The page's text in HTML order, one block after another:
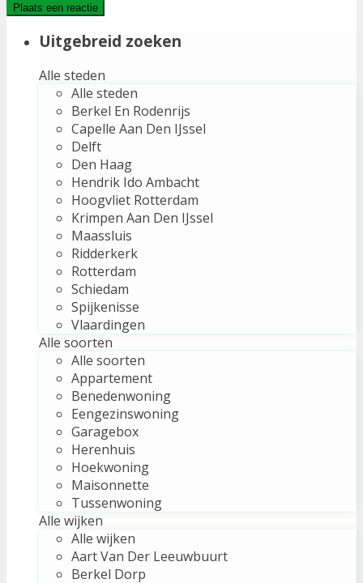
Uitgebreid zoeken
Alle steden
Alle steden
Berkel En Rodenrijs
Capelle Aan Den IJssel
Delft
Den Haag
Hendrik Ido Ambacht
Hoogvliet Rotterdam
Krimpen Aan Den IJssel
Maassluis
Ridderkerk
Rotterdam
Schiedam
Spijkenisse
Vlaardingen
Alle soorten
Alle soorten
Appartement
Benedenwoning
Eengezinswoning
Garagebox
Herenhuis
Hoekwoning
Maisonnette
Tussenwoning
Alle wijken
Alle wijken
Aart Van Der Leeuwbuurt
Berkel Dorp